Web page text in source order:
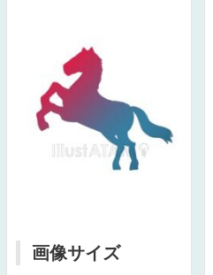
画像サイズ